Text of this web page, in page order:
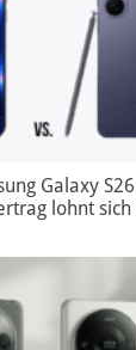
Galaxy
lohnt sich